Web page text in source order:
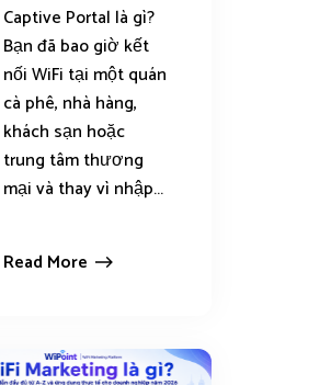
Captive Portal là gì?
Bạn đã bao giờ kết
nối WiFi tại một quán
cà phê, nhà hàng,
khách sạn hoặc
trung tâm thương
mại và thay vì nhập...
Read More